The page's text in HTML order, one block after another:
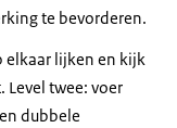
te bevorderen.
elkaar lijken en kijk
Level twee: voer
dubbele